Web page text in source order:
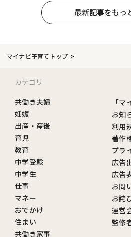
最新記事をもっ
マイナビ子育てトップ
カテゴリ
共働き夫婦
妊娠
出産・産後
育児
教育
中学受験
中学生
仕事
マネー
おでかけ
住まい
共働き家事
「
お知
利用
著作
プラ
広告
広告
お問
お詫
運営
監修